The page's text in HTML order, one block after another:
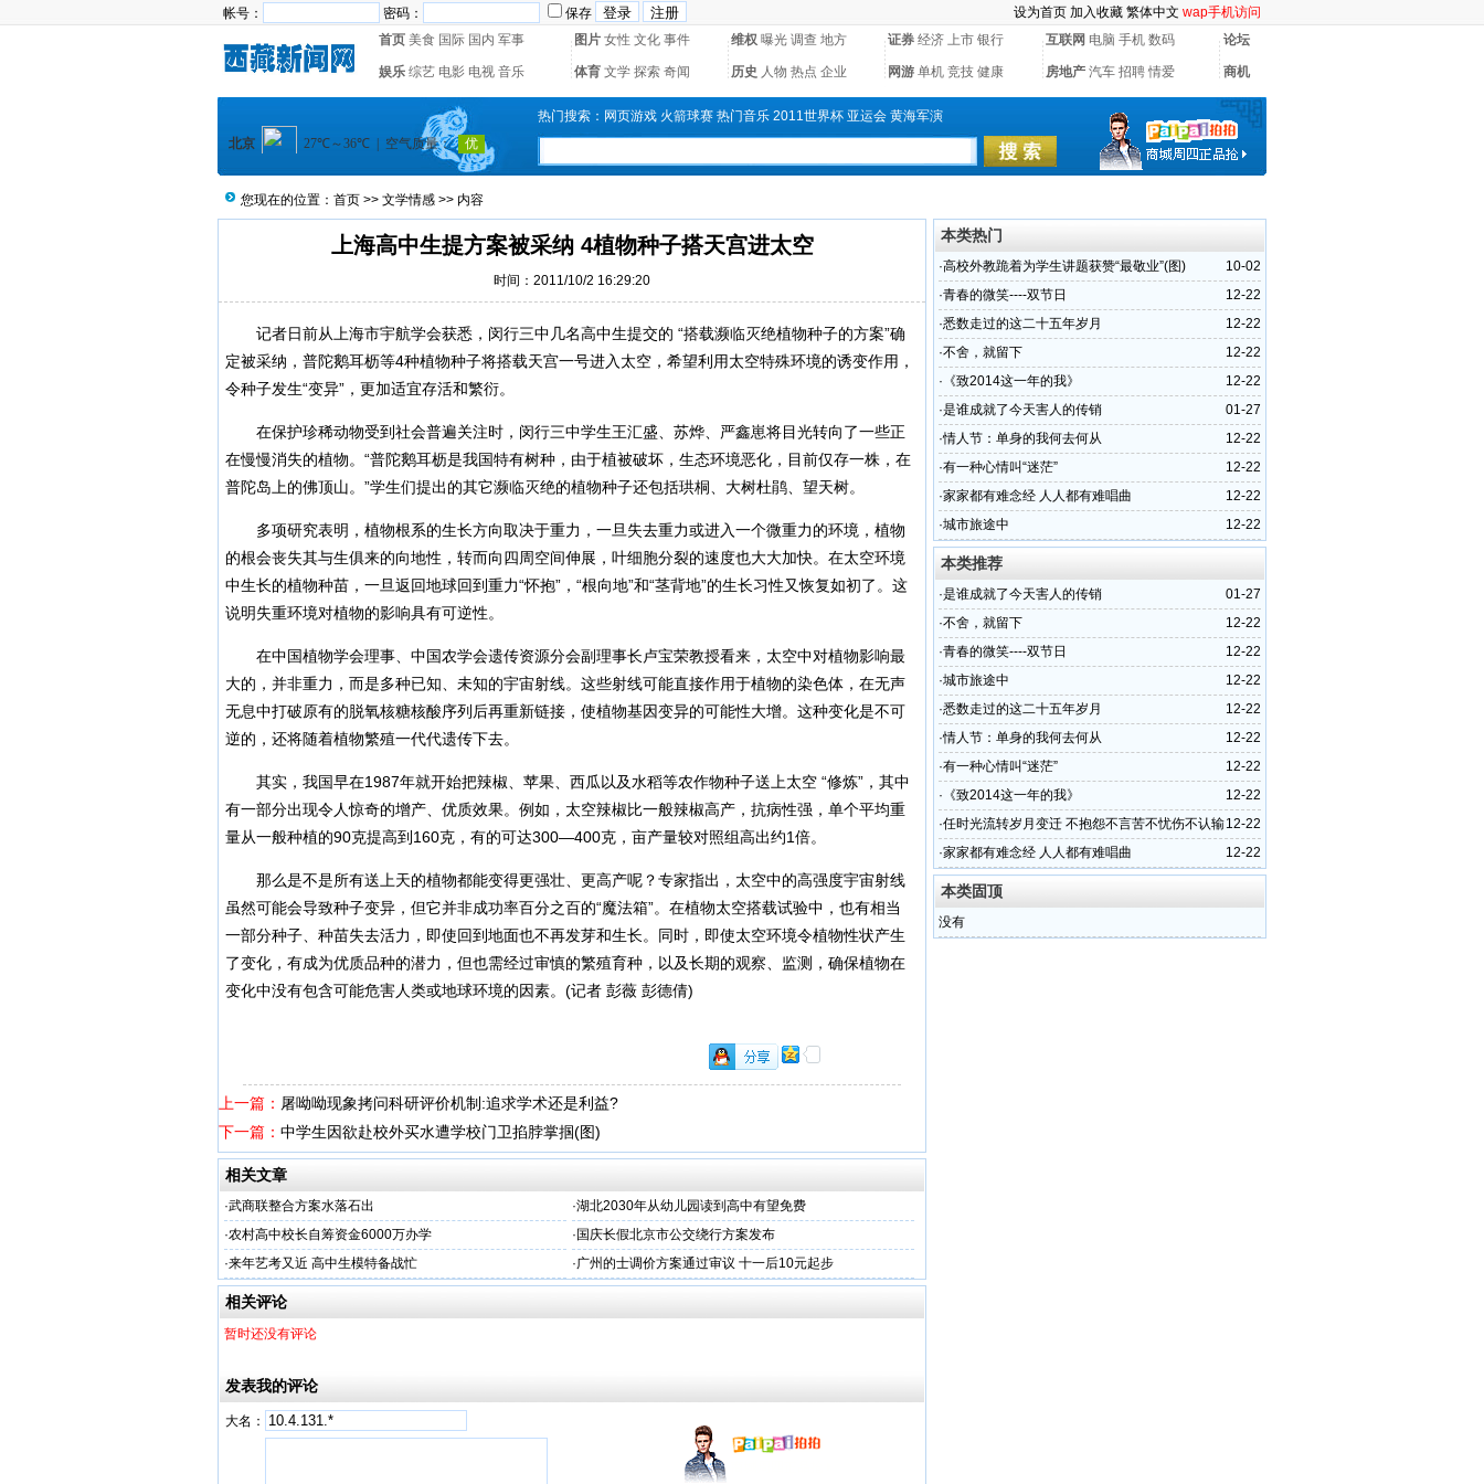
帐号： 密码： 保存 设为首页 加入收藏 繁体中文 wap手机访问
首页 美食 国际 国内 军事 图片 女性 文化 事件 维权 曝光 调查 地方 证券 经济 上市 银行 互联网 电脑 手机 数码 论坛
娱乐 综艺 电影 电视 音乐 体育 文学 探索 奇闻 历史 人物 热点 企业 网游 单机 竞技 健康 房地产 汽车 招聘 情爱 商机
热门搜索： 网页游戏 火箭球赛 热门音乐 2011世界杯 亚运会 黄海军演
您现在的位置： 首页 >> 文学情感 >> 内容
上海高中生提方案被采纳 4植物种子搭天宫进太空
时间：2011/10/2 16:29:20
记者日前从上海市宇航学会获悉，闵行三中几名高中生提交的 “搭载濒临灭绝植物种子的方案”确
定被采纳，普陀鹅耳枥等4种植物种子将搭载天宫一号进入太空，希望利用太空特殊环境的诱变作用，
令种子发生“变异”，更加适宜存活和繁衍。
在保护珍稀动物受到社会普遍关注时，闵行三中学生王汇盛、苏烨、严鑫崽将目光转向了一些正
在慢慢消失的植物。“普陀鹅耳枥是我国特有树种，由于植被破坏，生态环境恶化，目前仅存一株，在
普陀岛上的佛顶山。”学生们提出的其它濒临灭绝的植物种子还包括珙桐、大树杜鹃、望天树。
多项研究表明，植物根系的生长方向取决于重力，一旦失去重力或进入一个微重力的环境，植物
的根会丧失其与生俱来的向地性，转而向四周空间伸展，叶细胞分裂的速度也大大加快。在太空环境
中生长的植物种苗，一旦返回地球回到重力“怀抱”，“根向地”和“茎背地”的生长习性又恢复如初了。这
说明失重环境对植物的影响具有可逆性。
在中国植物学会理事、中国农学会遗传资源分会副理事长卢宝荣教授看来，太空中对植物影响最
大的，并非重力，而是多种已知、未知的宇宙射线。这些射线可能直接作用于植物的染色体，在无声
无息中打破原有的脱氧核糖核酸序列后再重新链接，使植物基因变异的可能性大增。这种变化是不可
逆的，还将随着植物繁殖一代代遗传下去。
其实，我国早在1987年就开始把辣椒、苹果、西瓜以及水稻等农作物种子送上太空 “修炼”，其中
有一部分出现令人惊奇的增产、优质效果。例如，太空辣椒比一般辣椒高产，抗病性强，单个平均重
量从一般种植的90克提高到160克，有的可达300—400克，亩产量较对照组高出约1倍。
那么是不是所有送上天的植物都能变得更强壮、更高产呢？专家指出，太空中的高强度宇宙射线
虽然可能会导致种子变异，但它并非成功率百分之百的“魔法箱”。在植物太空搭载试验中，也有相当
一部分种子、种苗失去活力，即使回到地面也不再发芽和生长。同时，即使太空环境令植物性状产生
了变化，有成为优质品种的潜力，但也需经过审慎的繁殖育种，以及长期的观察、监测，确保植物在
变化中没有包含可能危害人类或地球环境的因素。(记者 彭薇 彭德倩)
上一篇： 屠呦呦现象拷问科研评价机制:追求学术还是利益?
下一篇： 中学生因欲赴校外买水遭学校门卫掐脖掌掴(图)
相关文章
·武商联整合方案水落石出 ·湖北2030年从幼儿园读到高中有望免费
·农村高中校长自筹资金6000万办学 · 国庆长假北京市公交绕行方案发布
·来年艺考又近 高中生模特备战忙 ·广州的士调价方案通过审议 十一后10元起步
相关评论
暂时还没有评论
发表我的评论
大名：
本类热门
10-02
·高校外教跪着为学生讲题获赞“最敬业”(图)
12-22
·青春的微笑----双节日
12-22
·悉数走过的这二十五年岁月
12-22
·不舍，就留下
12-22
· 《致2014这一年的我》
01-27
·是谁成就了今天害人的传销
12-22
·情人节：单身的我何去何从
12-22
·有一种心情叫“迷茫”
12-22
·家家都有难念经 人人都有难唱曲
12-22
·城市旅途中
本类推荐
01-27
·是谁成就了今天害人的传销
12-22
·不舍，就留下
12-22
·青春的微笑----双节日
12-22
·城市旅途中
12-22
·悉数走过的这二十五年岁月
12-22
·情人节：单身的我何去何从
12-22
·有一种心情叫“迷茫”
12-22
· 《致2014这一年的我》
12-22
·任时光流转岁月变迁 不抱怨不言苦不忧伤不认输
12-22
·家家都有难念经 人人都有难唱曲
本类固顶
没有